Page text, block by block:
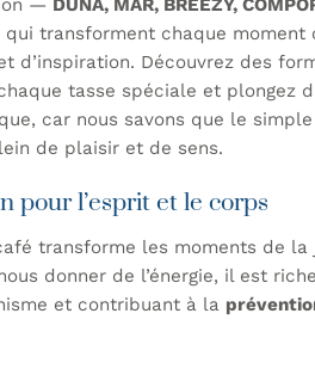
transforment chaque moment
d’inspiration. Découvrez des
tasse spéciale et plongez
car nous savons que le
de plaisir et de sens.
pour l’esprit et le corps
transforme les moments de la
donner de l’énergie, il est
et contribuant à la